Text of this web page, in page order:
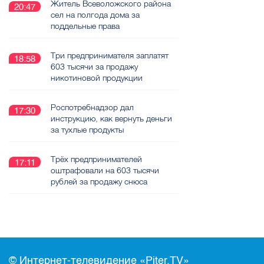
20:47
Житель Всеволожского района
сел на полгода дома за
поддельные права
18:58
Три предпринимателя заплатят
603 тысячи за продажу
никотиновой продукции
17:30
Роспотребнадзор дал
инструкцию, как вернуть деньги
за тухлые продукты
17:11
Трёх предпринимателей
оштрафовали на 603 тысячи
рублей за продажу снюса
© Интернет-телевидение «Piter.TV»